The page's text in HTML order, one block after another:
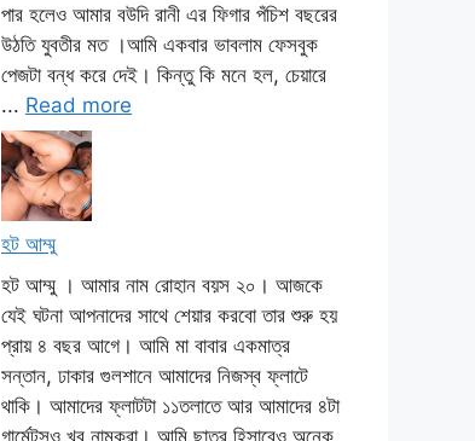
পার হলেও আমার বউদি রানী এর ফিগার পঁচিশ বছরের
উঠতি যুবতীর মত ।আমি একবার ভাবলাম ফেসবুক
পেজটা বন্ধ করে দেই। কিন্তু কি মনে হল, চেয়ারে
... Read more
হট আম্মু
হট আম্মু । আমার নাম রোহান বয়স ২০। আজকে
যেই ঘটনা আপনাদের সাথে শেয়ার করবো তার শুরু হয়
প্রায় ৪ বছর আগে। আমি মা বাবার একমাত্র
সন্তান, ঢাকার গুলশানে আমাদের নিজস্ব ফ্লাটে
থাকি। আমাদের ফ্লাটটা ১১তলাতে আর আমাদের ৪টা
গার্মেন্টসও খুব নামকরা। আমি ছাত্র হিসাবেও অনেক